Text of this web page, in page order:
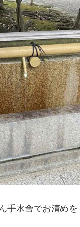
水舎でお清めを